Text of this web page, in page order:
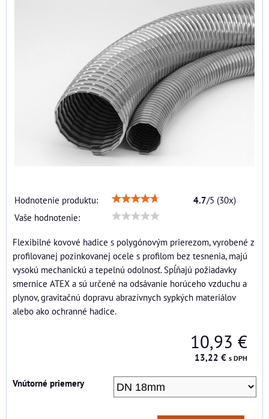
Hodnotenie produktu: 4.7/5 (30x)
Vaše hodnotenie:
Flexibilné kovové hadice s polygónovým prierezom, vyrobené z
profilovanej pozinkovanej ocele s profilom bez tesnenia, majú
vysokú mechanickú a tepelnú odolnosť. Spĺňajú požiadavky
smernice ATEX a sú určené na odsávanie horúceho vzduchu a
plynov, gravitačnú dopravu abrazívnych sypkých materiálov
alebo ako ochranné hadice.
10,93 €
13,22 € s DPH
Vnútorné priemery